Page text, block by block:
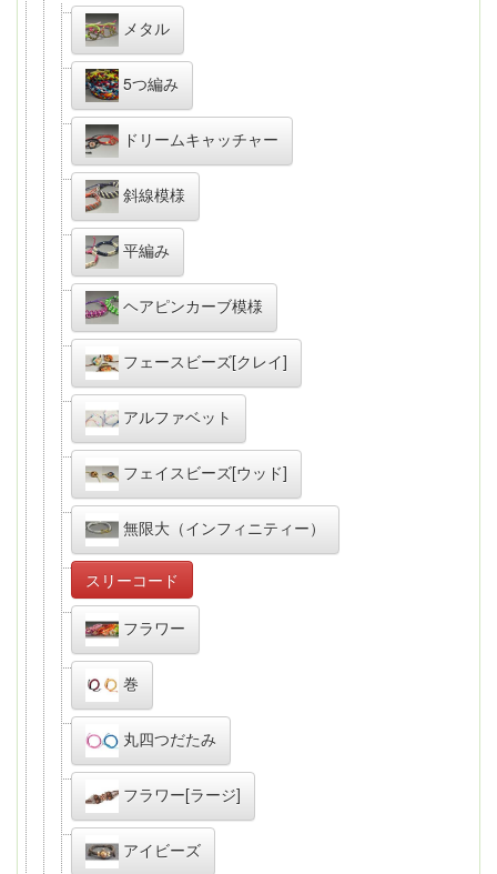
メタル
5つ編み
ドリームキャッチャー
斜線模様
平編み
ヘアピンカーブ模様
フェースビーズ[クレイ]
アルファベット
フェイスビーズ[ウッド]
無限大（インフィニティー）
スリーコード
フラワー
巻
丸四つだたみ
フラワー[ラージ]
アイビーズ